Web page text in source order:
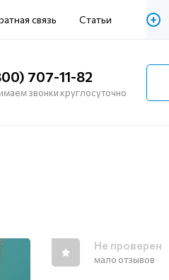
связь Статьи +
707-11-82
звонки круглосуточно
Не проверен
мало отзывов